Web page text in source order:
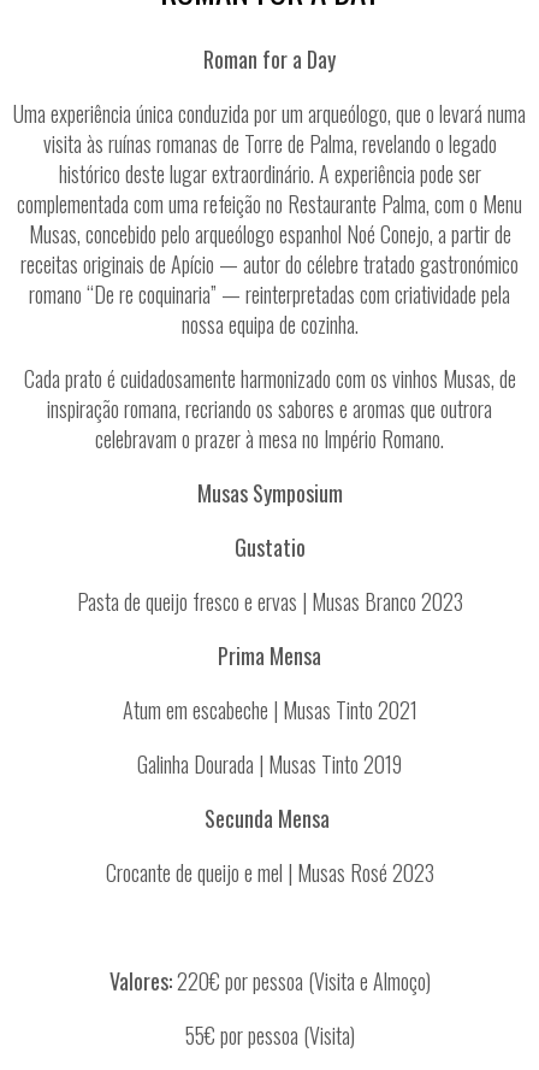
Roman for a Day
Uma experiência única conduzida por um arqueólogo, que o levará numa
visita às ruínas romanas de Torre de Palma, revelando o legado
histórico deste lugar extraordinário. A experiência pode ser
complementada com uma refeição no Restaurante Palma, com o Menu
Musas, concebido pelo arqueólogo espanhol Noé Conejo, a partir de
receitas originais de Apício — autor do célebre tratado gastronómico
romano “De re coquinaria” — reinterpretadas com criatividade pela
nossa equipa de cozinha.
Cada prato é cuidadosamente harmonizado com os vinhos Musas, de
inspiração romana, recriando os sabores e aromas que outrora
celebravam o prazer à mesa no Império Romano.
Musas Symposium
Gustatio
Pasta de queijo fresco e ervas | Musas Branco 2023
Prima Mensa
Atum em escabeche | Musas Tinto 2021
Galinha Dourada | Musas Tinto 2019
Secunda Mensa
Crocante de queijo e mel | Musas Rosé 2023
Valores:220€ por pessoa (Visita e Almoço)
55€ por pessoa (Visita)